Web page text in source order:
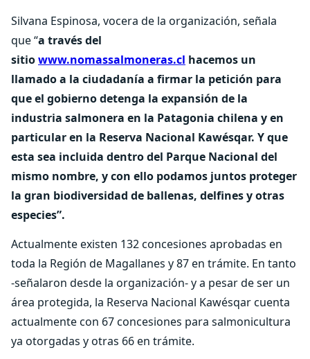
Silvana Espinosa, vocera de la organización, señala
que “a través del
sitiowww.nomassalmoneras.cl hacemos un
llamado a la ciudadanía a firmar la petición para
que el gobierno detenga la expansión de la
industria salmonera en la Patagonia chilena y en
particular en la Reserva Nacional Kawésqar. Y que
esta sea incluida dentro del Parque Nacional del
mismo nombre, y con ello podamos juntos proteger
la gran biodiversidad de ballenas, delfines y otras
especies”.
Actualmente existen 132 concesiones aprobadas en
toda la Región de Magallanes y 87 en trámite. En tanto
-señalaron desde la organización- y a pesar de ser un
área protegida, la Reserva Nacional Kawésqar cuenta
actualmente con 67 concesiones para salmonicultura
ya otorgadas y otras 66 en trámite.